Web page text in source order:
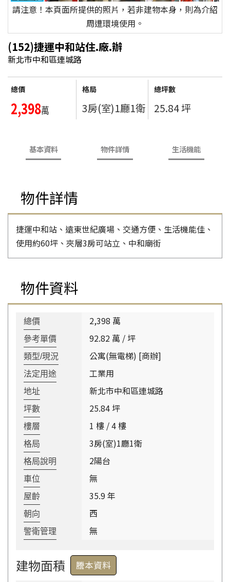
請注意！本頁面所提供的照片，若非建物本身，則為介紹
周遭環境使用。
(152)捷運中和站住.廠.辦
新北市中和區連城路
總價
2,398萬
格局
3房(室)1廳1衛
總坪數
25.84 坪
基本資料 物件詳情 生活機能
物件詳情
捷運中和站、遠東世紀廣場、交通方便、生活機能佳、
使用約60坪、夾層3房可站立、中和廟街
物件資料
總價 2,398 萬
參考單價 92.82 萬 / 坪
類型/現況 公寓(無電梯) [商辦]
法定用途 工業用
地址 新北市中和區連城路
坪數 25.84 坪
樓層 1 樓 / 4 樓
格局 3房(室)1廳1衛
格局說明 2陽台
車位 無
屋齡 35.9 年
朝向 西
警衛管理 無
建物面積 謄本資料